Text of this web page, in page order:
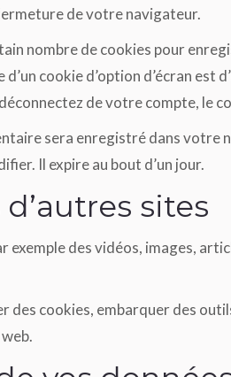
de votre navigateur.
nombre de cookies pour
cookie d’option d’écran est
de votre compte, le
sera enregistré dans votre
Il expire au bout d’un jour.
sites
des vidéos, images,
cookies, embarquer des